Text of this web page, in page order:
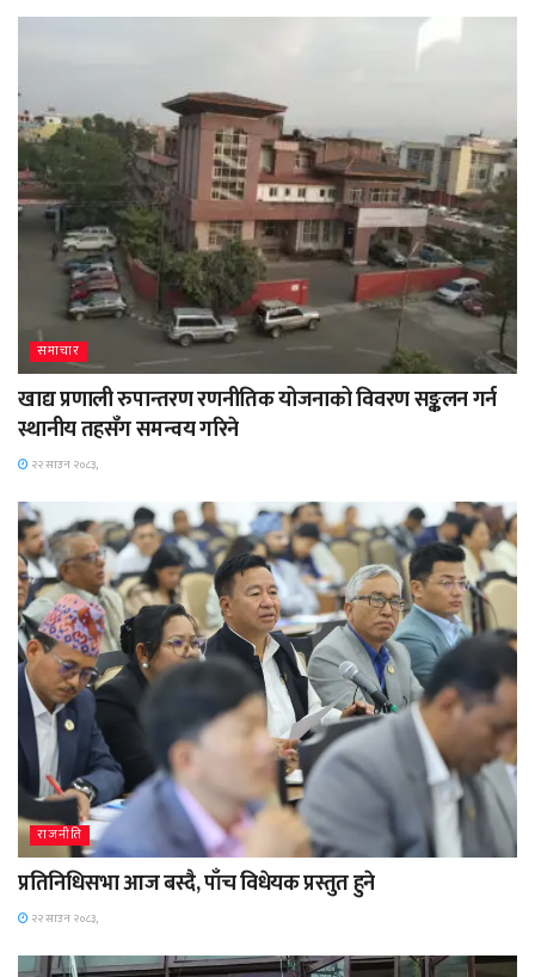
समाचार
खाद्य प्रणाली रुपान्तरण रणनीतिक योजनाको विवरण सङ्कलन गर्न
स्थानीय तहसँग समन्वय गरिने
२२ साउन २०८३,
राजनीति
प्रतिनिधिसभा आज बस्दै, पाँच विधेयक प्रस्तुत हुने
२२ साउन २०८३,